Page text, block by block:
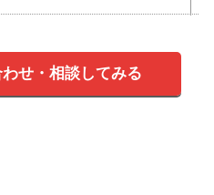
せ・相談してみる